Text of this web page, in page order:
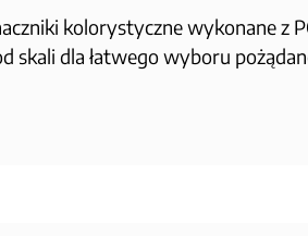
kolorystyczne wykonane z
dla łatwego wyboru